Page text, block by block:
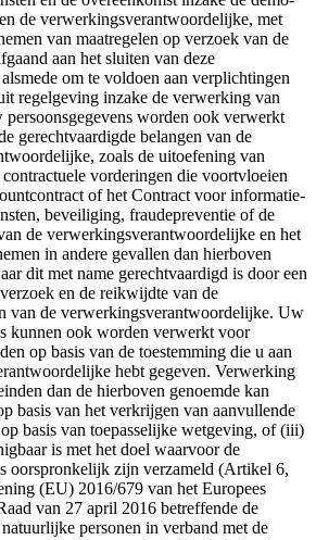
de verwerkingsverantwoordelijke, met
van maatregelen op verzoek van de
aan het sluiten van deze
om te voldoen aan verplichtingen
regelgeving inzake de verwerking van
persoonsgegevens worden ook verwerkt
gerechtvaardigde belangen van de
zoals de uitoefening van
contractuele vorderingen die voortvloeien
of het Contract voor informatie-
beveiliging, fraudepreventie of de
de verwerkingsverantwoordelijke en het
in andere gevallen dan hierboven
dit met name gerechtvaardigd is door een
en de reikwijdte van de
van de verwerkingsverantwoordelijke. Uw
kunnen ook worden verwerkt voor
op basis van de toestemming die u aan
hebt gegeven. Verwerking
dan de hierboven genoemde kan
basis van het verkrijgen van aanvullende
basis van toepasselijke wetgeving, of (iii)
is met het doel waarvoor de
oorspronkelijk zijn verzameld (Artikel 6,
(EU) 2016/679 van het Europees
van 27 april 2016 betreffende de
personen in verband met de